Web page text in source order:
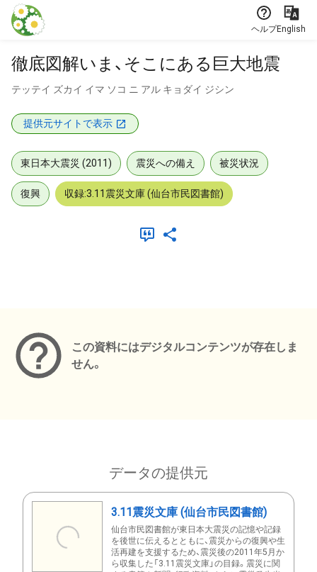
本文に飛ぶ
ヘルプEnglish
徹底図解いま、そこにある巨大地震
テッテイ ズカイ イマ ソコ ニ アル キョダイ ジシン
提供元サイトで表示
東日本大震災 (2011) 震災への備え 被災状況
復興 収録:3.11震災文庫 (仙台市民図書館)
この資料にはデジタルコンテンツが存在しま
せん。
データの提供元
3.11震災文庫 (仙台市民図書館)
仙台市民図書館が東日本大震災の記憶や記録
を後世に伝えるとともに、震災からの復興や生
活再建を支援するため、震災後の2011年5月か
ら収集した「3.11震災文庫」の目録。震災に関